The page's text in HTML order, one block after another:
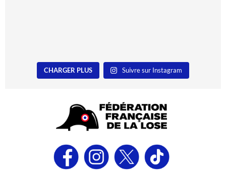
CHARGER PLUS Suivre sur Instagram